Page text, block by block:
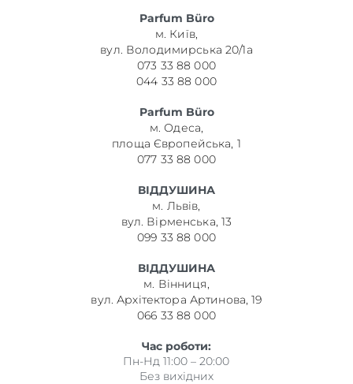
Parfum Büro
м. Київ,
вул. Володимирська 20/1а
073 33 88 000
044 33 88 000
Parfum Büro
м. Одеса,
площа Європейська, 1
077 33 88 000
ВІДДУШИНА
м. Львів,
вул. Вірменська, 13
099 33 88 000
ВІДДУШИНА
м. Вінниця,
вул. Архітектора Артинова, 19
066 33 88 000
Час роботи:
Пн-Нд 11:00 – 20:00
Без вихідних